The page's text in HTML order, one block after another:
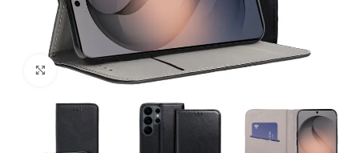
Click to enlarge